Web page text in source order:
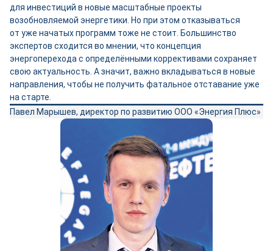
для инвестиций в новые масштабные проекты
возобновляемой энергетики. Но при этом отказываться
от уже начатых программ тоже не стоит. Большинство
экспертов сходится во мнении, что концепция
энергоперехода с определёнными коррективами сохраняет
свою актуальность. А значит, важно вкладываться в новые
направления, чтобы не получить фатальное отставание уже
на старте.
Павел Марышев, директор по развитию ООО «Энергия Плюс»